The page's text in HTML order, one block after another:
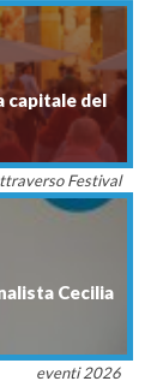
capitale del
Festival
Cecilia
eventi 2026